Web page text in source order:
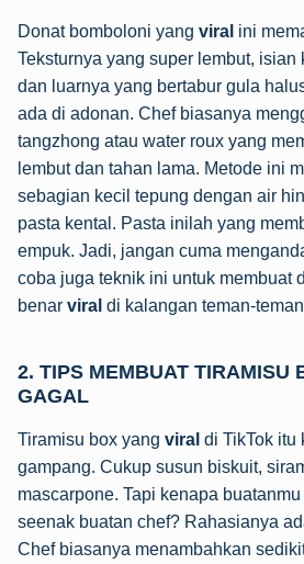
Donat bomboloni yang viral ini
Teksturnya yang super lembut, isian
dan luarnya yang bertabur gula
ada di adonan. Chef biasanya
tangzhong atau water roux yang
lembut dan tahan lama. Metode ini
sebagian kecil tepung dengan air
pasta kental. Pasta inilah yang
empuk. Jadi, jangan cuma
coba juga teknik ini untuk membuat
benar viral di kalangan teman-
2. TIPS MEMBUAT TIRAMISU
GAGAL
Tiramisu box yang viral di TikTok itu
gampang. Cukup susun biskuit,
mascarpone. Tapi kenapa
seenak buatan chef? Rahasianya
Chef biasanya menambahkan